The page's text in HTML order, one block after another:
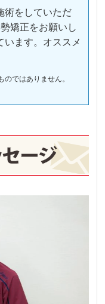
術をしていただ
矯正をお願いし
います。オススメ
ではありません。